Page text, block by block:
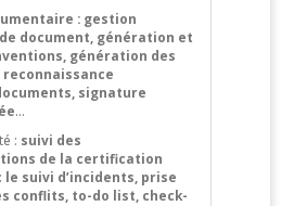
: gestion
document, génération et
génération des
reconnaissance
signature
…
: suivi des
de la certification
le suivi d’incidents, prise
conflits, to-do list, check-